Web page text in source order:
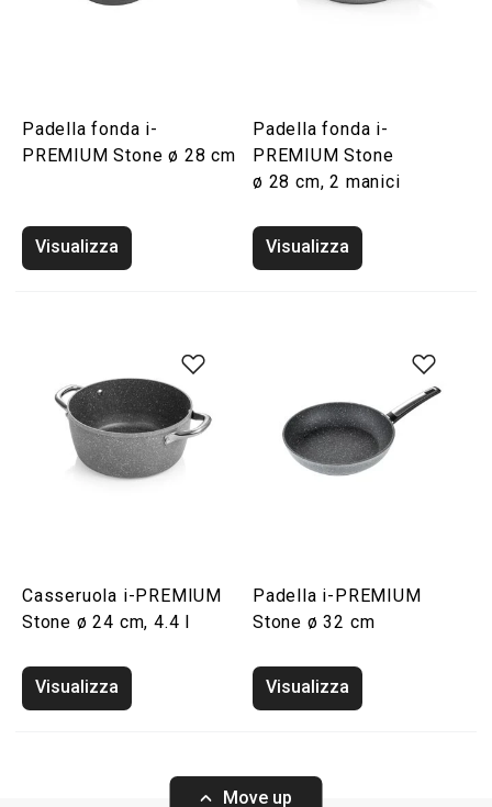
Padella fonda i-
PREMIUM Stone ø 28 cm
Visualizza
Padella fonda i-
PREMIUM Stone
ø 28 cm, 2 manici
Visualizza
Casseruola i-PREMIUM
Stone ø 24 cm, 4.4 l
Visualizza
Padella i-PREMIUM
Stone ø 32 cm
Visualizza
Move up